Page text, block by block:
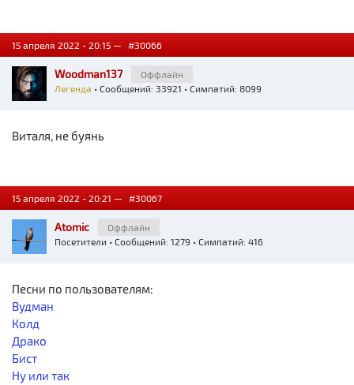
15 апреля 2022 - 20:15 — #30066
Woodman137
Оффлайн
Легенда • Сообщений: 33921 • Симпатий: 8099
Виталя, не буянь
15 апреля 2022 - 20:21 — #30067
Atomic
Оффлайн
Посетители • Сообщений: 1279 • Симпатий: 416
Песни по пользователям:
Вудман
Колд
Драко
Бист
Ну или так